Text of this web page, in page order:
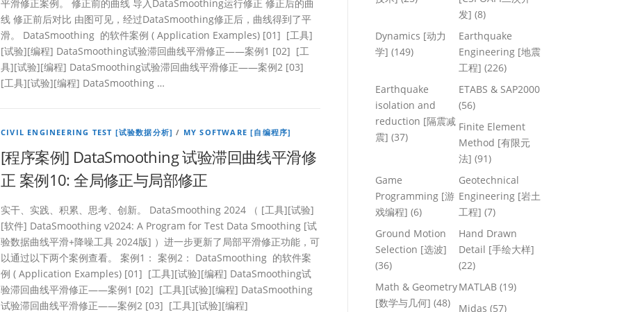
平滑修正案例。 修正前的曲线 导入DataSmoothing运行修正 修正后的曲
线 修正前后对比 由图可见，经过DataSmoothing修正后，曲线得到了平
滑。 DataSmoothing 的软件案例 ( Application Examples) [01] [工具]
[试验][编程] DataSmoothing试验滞回曲线平滑修正——案例1 [02] [工
具][试验][编程] DataSmoothing试验滞回曲线平滑修正——案例2 [03]
[工具][试验][编程] DataSmoothing …
CIVIL ENGINEERING TEST [试验数据分析] / MY SOFTWARE [自编程序]
[程序案例] DataSmoothing 试验滞回曲线平滑修
正 案例10: 全局修正与局部修正
实干、实践、积累、思考、创新。 DataSmoothing 2024 （ [工具][试验]
[软件] DataSmoothing v2024: A Program for Test Data Smoothing [试
验数据曲线平滑+降噪工具 2024版] ）进一步更新了局部平滑修正功能，可
以通过以下两个案例查看。 案例1： 案例2： DataSmoothing 的软件案
例 ( Application Examples) [01] [工具][试验][编程] DataSmoothing试
验滞回曲线平滑修正——案例1 [02] [工具][试验][编程] DataSmoothing
试验滞回曲线平滑修正——案例2 [03] [工具][试验][编程]
发] (8)
Dynamics [动力
学] (149)
Earthquake
Engineering [地震
工程] (226)
Earthquake
isolation and
reduction [隔震减
震] (37)
ETABS & SAP2000
(56)
Finite Element
Method [有限元
法] (91)
Game
Programming [游
戏编程] (6)
Geotechnical
Engineering [岩土
工程] (7)
Ground Motion
Selection [选波]
(36)
Hand Drawn
Detail [手绘大样]
(22)
Math & Geometry
[数学与几何] (48)
MATLAB (19)
Midas (57)